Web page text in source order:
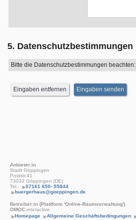
5. Datenschutzbestimmungen
Bitte die Datenschutzbestimmungen beachten:
Anbieter:in
Stadt Göppingen
Poststr.41
73033 Göppingen (DE)
Tel.:
07161 650- 55844
buergerhaus@goeppingen.de
Betreiber:in (Plattform 'Online-Raumverwaltung')
OMOC .interactive
Homepage
Allgemeine Geschäftsbedingungen